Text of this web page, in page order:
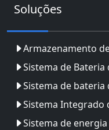
Soluções
Armazenamento
Sistema de Bateria
Sistema de
Sistema Integrado
Sistema de